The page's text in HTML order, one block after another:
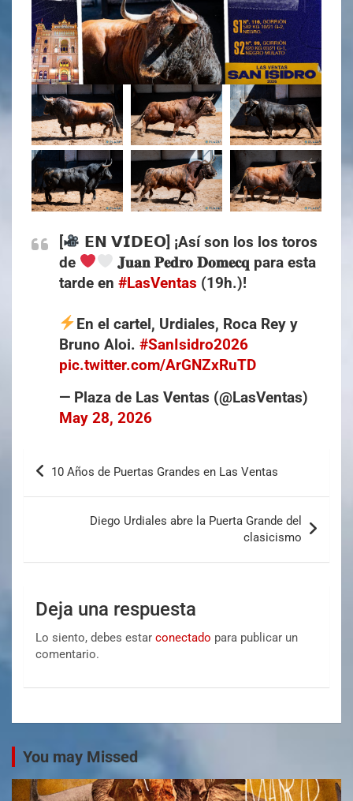
[
𝗘𝗡 𝗩𝗜́𝗗𝗘𝗢] ¡Así son los los toros
de
𝐉𝐮𝐚𝐧 𝐏𝐞𝐝𝐫𝐨 𝐃𝐨𝐦𝐞𝐜𝐪 para esta
tarde en #LasVentas (19h.)!
En el cartel, Urdiales, Roca Rey y
Bruno Aloi. #SanIsidro2026
pic.twitter.com/ArGNZxRuTD
— Plaza de Las Ventas (@LasVentas)
May 28, 2026
10 Años de Puertas Grandes en Las Ventas
Diego Urdiales abre la Puerta Grande del
clasicismo
Deja una respuesta
Lo siento, debes estar conectado para publicar un
comentario.
You may Missed